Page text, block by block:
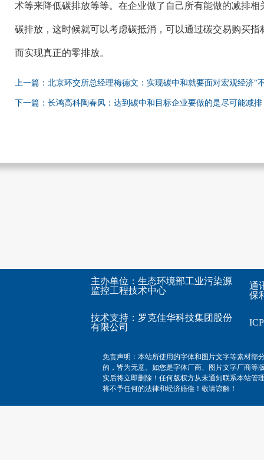
术等来降低碳排放等等。在企业做了自己所有能做的减排
碳排放，这时候就可以考虑碳抵消，可以通过碳交易购买
而实现真正的零排放。
上一篇：北京环交所总经理梅德文：实现碳中和就要面对宏观经济“
下一篇：长鸿高科陶春风：达到碳中和目标企业要做的是尽可能减
主办单位：生态环境部工业污染源
监控工程技术中心
技术支持： 罗克佳华科技集团股份
有限公司
通
保
免责声明：本站所使用的字体和图片文字等素材部
的，皆为无意。如您是字体厂商、图片文字厂商等
实后将立即删除！任何版权方从未通知联系本站管
将不予任何的法律和经济赔偿！敬请谅解！